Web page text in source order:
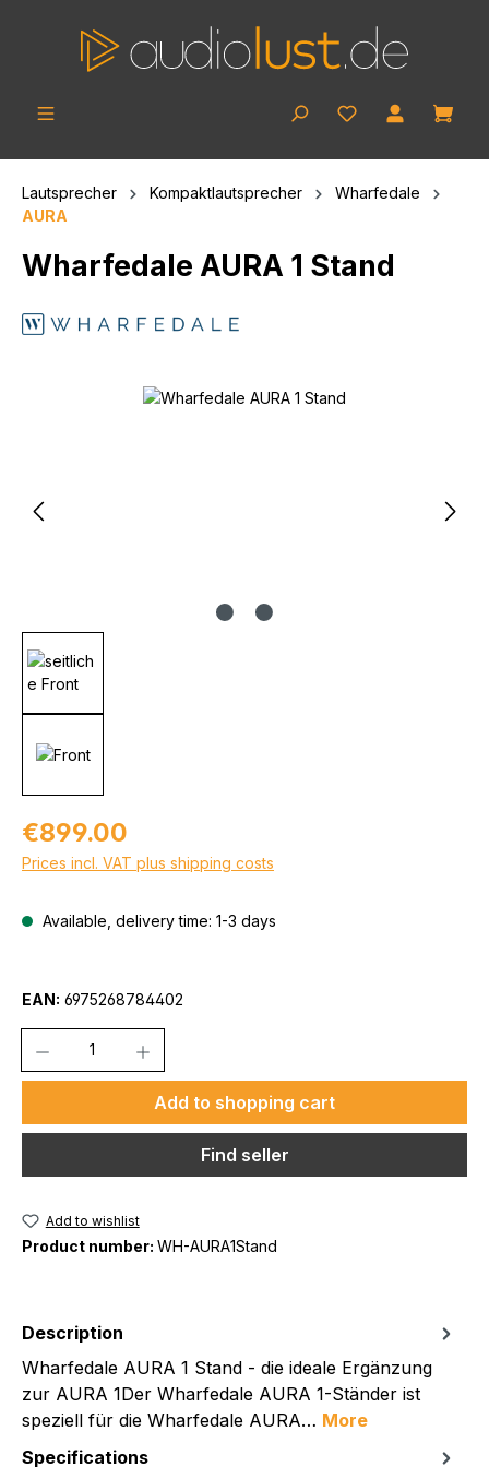
Lautsprecher Kompaktlautsprecher
Wharfedale
AURA
Wharfedale AURA 1 Stand
Skip image gallery
Regular price:
€899.00
Prices incl. VAT plus shipping costs
Available, delivery time: 1-3 days
EAN: 6975268784402
Add to shopping cart
Find seller
Add to wishlist
Product number: WH-AURA1Stand
Description
Wharfedale AURA 1 Stand - die ideale Ergänzung
zur AURA 1Der Wharfedale AURA 1-Ständer ist
speziell für die Wharfedale AURA… More
Specifications